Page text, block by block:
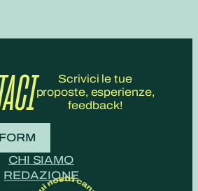
Scrivici le tue
proposte, esperienze,
feedback!
CHI SIAMO
REDAZIONE